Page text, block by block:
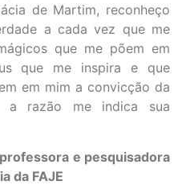
de Martim, reconheço
a cada vez que me
que me põem em
que me inspira e que
em mim a convicção da
a razão me indica sua
e pesquisadora
da FAJE